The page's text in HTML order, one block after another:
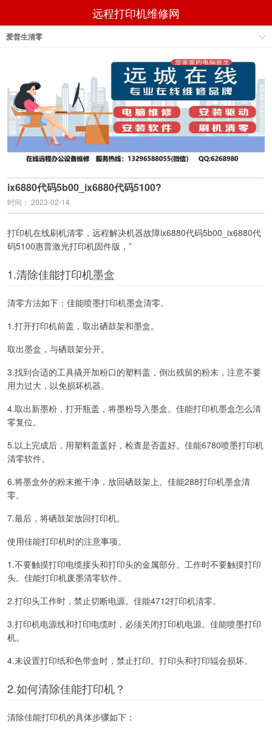
远程打印机维修网
爱普生清零
ix6880代码5b00_ix6880代码5100?
时间： 2023-02-14
打印机在线刷机清零，远程解决机器故障ix6880代码5b00_ix6880代
码5100惠普激光打印机固件版，”
1.清除佳能打印机墨盒
清零方法如下：佳能喷墨打印机墨盒清零。
1.打开打印机前盖，取出硒鼓架和墨盒。
取出墨盒，与硒鼓架分开。
3.找到合适的工具撬开加粉口的塑料盖，倒出残留的粉末，注意不要
用力过大，以免损坏机器。
4.取出新墨粉，打开瓶盖，将墨粉导入墨盒。佳能打印机墨盒怎么清
零复位。
5.以上完成后，用塑料盖盖好，检查是否盖好。佳能6780喷墨打印机
清零软件。
6.将墨盒外的粉末擦干净，放回硒鼓架上。佳能288打印机墨盒清
零。
7.最后，将硒鼓架放回打印机。
使用佳能打印机时的注意事项。
1.不要触摸打印电缆接头和打印头的金属部分。工作时不要触摸打印
头。佳能打印机废墨清零软件。
2.打印头工作时，禁止切断电源。佳能4712打印机清零。
3.打印机电源线和打印电缆时，必须关闭打印机电源。佳能喷墨打印
机。
4.未设置打印纸和色带盒时，禁止打印。打印头和打印辊会损坏。
2.如何清除佳能打印机？
清除佳能打印机的具体步骤如下：